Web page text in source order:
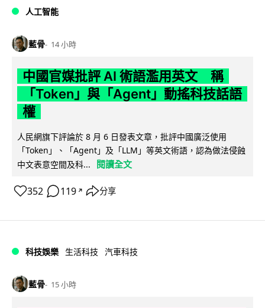
人工智能
藍骨 14 小時
中國官媒批評 AI 術語濫用英文 稱
「Token」與「Agent」動搖科技話語
權
人民網旗下評論於 8 月 6 日發表文章，批評中國廣泛使用
「Token」、「Agent」及「LLM」等英文術語，認為做法侵蝕
中文表意空間及科...
閱讀全文
352 119 ↗ 分享
科技娛樂 生活科技 汽車科技
藍骨 15 小時